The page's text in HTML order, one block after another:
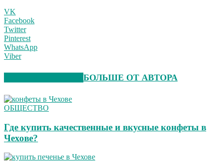
VK
Facebook
Twitter
Pinterest
WhatsApp
Viber
БОЛЬШЕ ОТ АВТОРА
ОБЩЕСТВО
Где купить качественные и вкусные конфеты в
Чехове?